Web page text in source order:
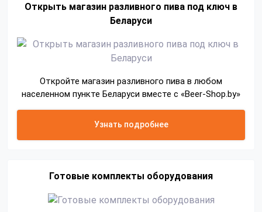
Открыть магазин разливного пива под ключ в
Беларуси
Откройте магазин разливного пива в любом
населенном пункте Беларуси вместе с «Beer-Shop.by»
Узнать подробнее
Готовые комплекты оборудования